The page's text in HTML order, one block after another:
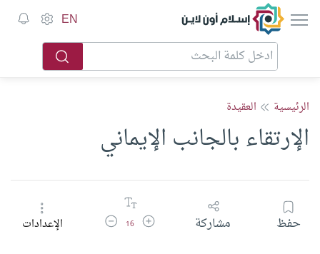
إسلام أون لاين EN
الرئيسية العقيدة
الإرتقاء بالجانب الإيماني
حفظ مشاركة زيادة حجم الخط
16 تقليل حجم الخطالإعدادات